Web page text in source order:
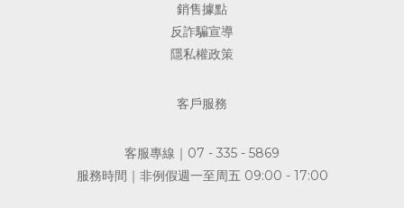
銷售據點
反詐騙宣導
隱私權政策
客戶服務
客服專線｜07 - 335 - 5869
服務時間｜非例假週一至周五 09:00 - 17:00